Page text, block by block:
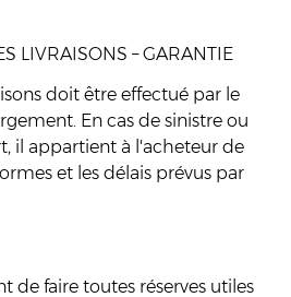
LIVRAISONS – GARANTIE
doit être effectué par le
En cas de sinistre ou
il appartient à l'acheteur de
et les délais prévus par
de faire toutes réserves utiles